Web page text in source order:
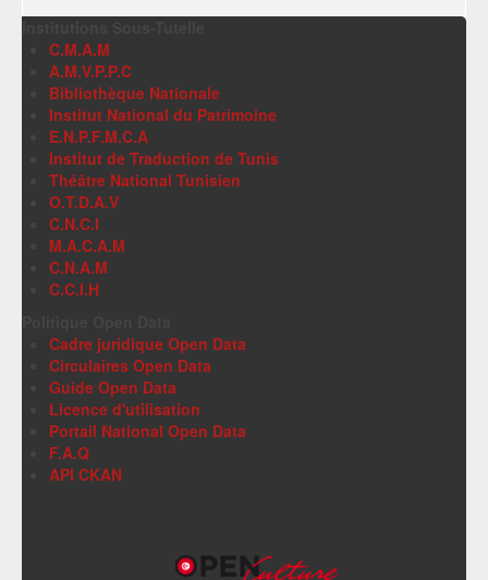
C.M.A.M
A.M.V.P.P.C
Bibliothèque Nationale
Institut National du Patrimoine
E.N.P.F.M.C.A
Institut de Traduction de Tunis
Théâtre National Tunisien
O.T.D.A.V
C.N.C.I
M.A.C.A.M
C.N.A.M
C.C.I.H
Cadre juridique Open Data
Circulaires Open Data
Guide Open Data
Licence d'utilisation
Portail National Open Data
F.A.Q
API CKAN